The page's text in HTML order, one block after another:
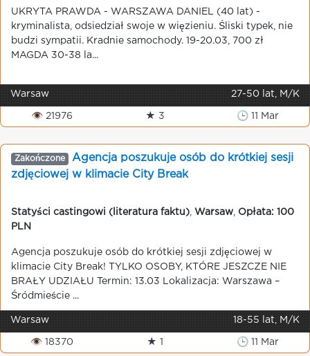
UKRYTA PRAWDA - WARSZAWA DANIEL (40 lat) -
kryminalista, odsiedział swoje w więzieniu. Śliski typek, nie
budzi sympatii. Kradnie samochody. 19-20.03, 700 zł
MAGDA 30-38 la...
Warsaw 27-50 lat, M/K
👁 21976 ★ 3 🕒 11 Mar
Zakończone
Agencja poszukuje osób do krótkiej sesji
zdjęciowej w klimacie City Break
Statyści castingowi (literatura faktu) Warsaw
Opłata: 100
PLN
Agencja poszukuje osób do krótkiej sesji zdjęciowej w
klimacie City Break! TYLKO OSOBY, KTÓRE JESZCZE NIE
BRAŁY UDZIAŁU Termin: 13.03 Lokalizacja: Warszawa –
Śródmieście ...
Warsaw 18-55 lat, M/K
👁 18370 ★ 1 🕒 11 Mar